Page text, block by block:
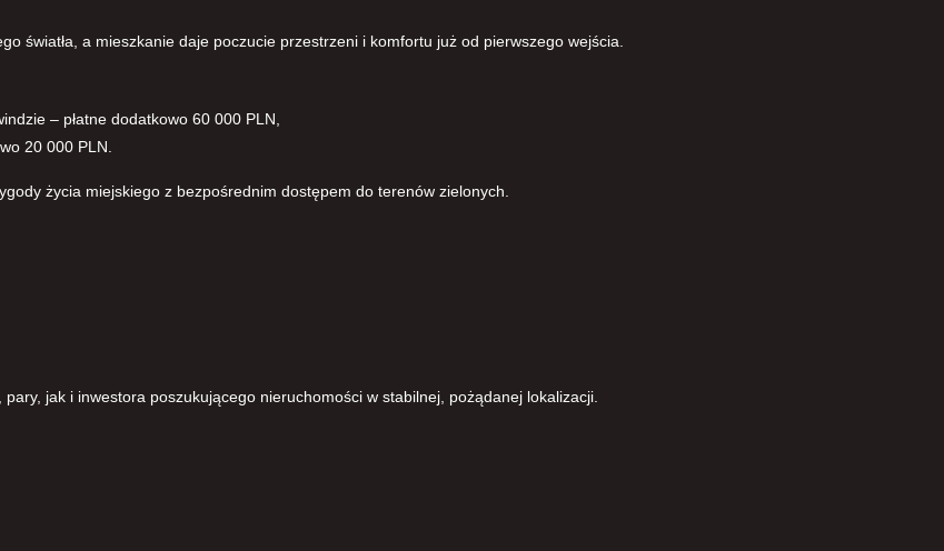
światła, a mieszkanie daje poczucie przestrzeni i komfortu już od pierwszego wejścia.
– płatne dodatkowo 60 000 PLN,
20 000 PLN.
życia miejskiego z bezpośrednim dostępem do terenów zielonych.
jak i inwestora poszukującego nieruchomości w stabilnej, pożądanej lokalizacji.